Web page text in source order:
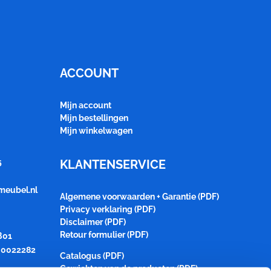
ACCOUNT
Mijn account
Mijn bestellingen
Mijn winkelwagen
KLANTENSERVICE
Algemene voorwaarden + Garantie (PDF)
Privacy verklaring (PDF)
Disclaimer (PDF)
Retour formulier (PDF)
Catalogus (PDF)
Gewichten van de producten (PDF)